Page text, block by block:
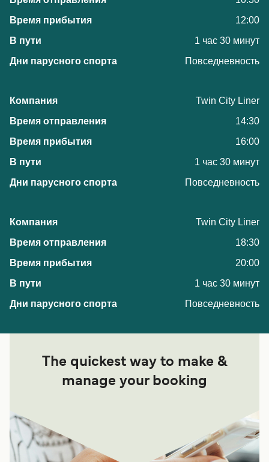
12:00
1 час 30 минут
Повседневность
Twin City Liner
14:30
16:00
1 час 30 минут
Повседневность
Twin City Liner
18:30
20:00
1 час 30 минут
Повседневность
The quickest way to make &
manage your booking